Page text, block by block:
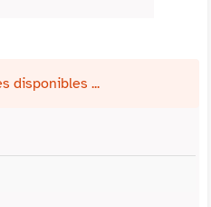
disponibles ...